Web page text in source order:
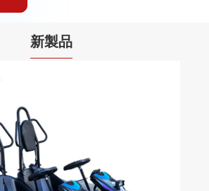
新製品
レクトリックサーフボード